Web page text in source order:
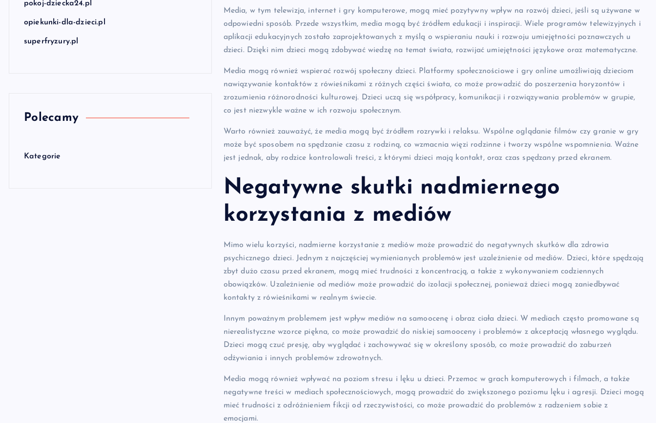
pokoj-dziecka24.pl
opiekunki-dla-dzieci.pl
superfryzury.pl
Polecamy
Kategorie
Media, w tym telewizja, internet i gry komputerowe, mogą mieć pozytywny wpływ na rozwój dzieci, jeśli są używane w
odpowiedni sposób. Przede wszystkim, media mogą być źródłem edukacji i inspiracji. Wiele programów telewizyjnych i
aplikacji edukacyjnych zostało zaprojektowanych z myślą o wspieraniu nauki i rozwoju umiejętności poznawczych u
dzieci. Dzięki nim dzieci mogą zdobywać wiedzę na temat świata, rozwijać umiejętności językowe oraz matematyczne.
Media mogą również wspierać rozwój społeczny dzieci. Platformy społecznościowe i gry online umożliwiają dzieciom
nawiązywanie kontaktów z rówieśnikami z różnych części świata, co może prowadzić do poszerzenia horyzontów i
zrozumienia różnorodności kulturowej. Dzieci uczą się współpracy, komunikacji i rozwiązywania problemów w grupie,
co jest niezwykle ważne w ich rozwoju społecznym.
Warto również zauważyć, że media mogą być źródłem rozrywki i relaksu. Wspólne oglądanie filmów czy granie w gry
może być sposobem na spędzanie czasu z rodziną, co wzmacnia więzi rodzinne i tworzy wspólne wspomnienia. Ważne
jest jednak, aby rodzice kontrolowali treści, z którymi dzieci mają kontakt, oraz czas spędzany przed ekranem.
Negatywne skutki nadmiernego
korzystania z mediów
Mimo wielu korzyści, nadmierne korzystanie z mediów może prowadzić do negatywnych skutków dla zdrowia
psychicznego dzieci. Jednym z najczęściej wymienianych problemów jest uzależnienie od mediów. Dzieci, które spędzają
zbyt dużo czasu przed ekranem, mogą mieć trudności z koncentracją, a także z wykonywaniem codziennych
obowiązków. Uzależnienie od mediów może prowadzić do izolacji społecznej, ponieważ dzieci mogą zaniedbywać
kontakty z rówieśnikami w realnym świecie.
Innym poważnym problemem jest wpływ mediów na samoocenę i obraz ciała dzieci. W mediach często promowane są
nierealistyczne wzorce piękna, co może prowadzić do niskiej samooceny i problemów z akceptacją własnego wyglądu.
Dzieci mogą czuć presję, aby wyglądać i zachowywać się w określony sposób, co może prowadzić do zaburzeń
odżywiania i innych problemów zdrowotnych.
Media mogą również wpływać na poziom stresu i lęku u dzieci. Przemoc w grach komputerowych i filmach, a także
negatywne treści w mediach społecznościowych, mogą prowadzić do zwiększonego poziomu lęku i agresji. Dzieci mogą
mieć trudności z odróżnieniem fikcji od rzeczywistości, co może prowadzić do problemów z radzeniem sobie z
emocjami.